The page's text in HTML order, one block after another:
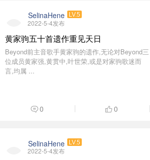
SelinaHene LV.5
2022-5-4发布
黄家驹五十首遗作重见天日
Beyond前主音歌手黄家驹的遗作,无论对Beyond三
位成员黄家强,黄贯中,叶世荣,或是对家驹歌迷而
言,均属 ...
0 0
SelinaHene LV.5
2022-5-4发布